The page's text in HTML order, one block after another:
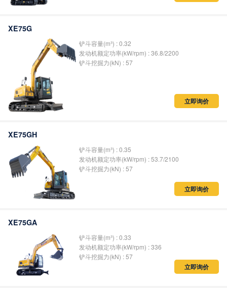
XE75G
铲斗容量(m³) : 0.32
发动机额定功率(kW/rpm) : 36.8/2200
铲斗挖掘力(kN) : 57
立即询价
XE75GH
铲斗容量(m³) : 0.35
发动机额定功率(kW/rpm) : 53.7/2100
铲斗挖掘力(kN) : 57
立即询价
XE75GA
铲斗容量(m³) : 0.33
发动机额定功率(kW/rpm) : 336
铲斗挖掘力(kN) : 57
立即询价